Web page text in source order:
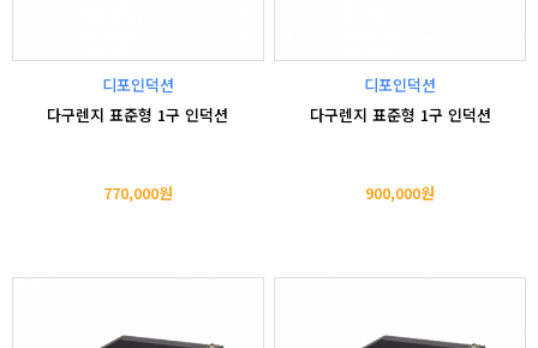
디포인덕션
다구렌지 표준형 1구 인덕션
770,000원
디포인덕션
다구렌지 표준형 1구 인덕션
900,000원